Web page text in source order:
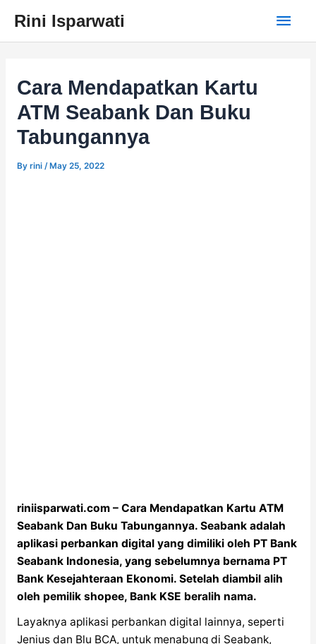
content
Rini Isparwati
Main
Cara Mendapatkan Kartu
ATM Seabank Dan Buku
Tabungannya
By rini /May 25, 2022
riniisparwati.com – Cara Mendapatkan Kartu ATM
Seabank Dan Buku Tabungannya. Seabank adalah
aplikasi perbankan digital yang dimiliki oleh PT Bank
Seabank Indonesia, yang sebelumnya bernama PT
Bank Kesejahteraan Ekonomi. Setelah diambil alih
oleh pemilik shopee, Bank KSE beralih nama.
Layaknya aplikasi perbankan digital lainnya, seperti
Jenius dan Blu BCA, untuk menabung di Seabank,